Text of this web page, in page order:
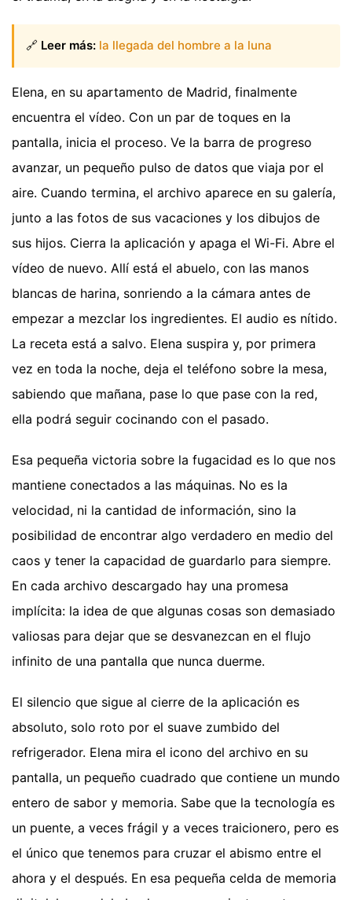
🔗 Leer más: la llegada del hombre a la luna
Elena, en su apartamento de Madrid, finalmente
encuentra el vídeo. Con un par de toques en la
pantalla, inicia el proceso. Ve la barra de progreso
avanzar, un pequeño pulso de datos que viaja por el
aire. Cuando termina, el archivo aparece en su galería,
junto a las fotos de sus vacaciones y los dibujos de
sus hijos. Cierra la aplicación y apaga el Wi-Fi. Abre el
vídeo de nuevo. Allí está el abuelo, con las manos
blancas de harina, sonriendo a la cámara antes de
empezar a mezclar los ingredientes. El audio es nítido.
La receta está a salvo. Elena suspira y, por primera
vez en toda la noche, deja el teléfono sobre la mesa,
sabiendo que mañana, pase lo que pase con la red,
ella podrá seguir cocinando con el pasado.
Esa pequeña victoria sobre la fugacidad es lo que nos
mantiene conectados a las máquinas. No es la
velocidad, ni la cantidad de información, sino la
posibilidad de encontrar algo verdadero en medio del
caos y tener la capacidad de guardarlo para siempre.
En cada archivo descargado hay una promesa
implícita: la idea de que algunas cosas son demasiado
valiosas para dejar que se desvanezcan en el flujo
infinito de una pantalla que nunca duerme.
El silencio que sigue al cierre de la aplicación es
absoluto, solo roto por el suave zumbido del
refrigerador. Elena mira el icono del archivo en su
pantalla, un pequeño cuadrado que contiene un mundo
entero de sabor y memoria. Sabe que la tecnología es
un puente, a veces frágil y a veces traicionero, pero es
el único que tenemos para cruzar el abismo entre el
ahora y el después. En esa pequeña celda de memoria